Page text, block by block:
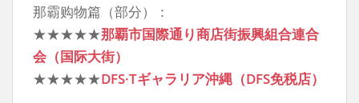
那霸购物篇（部分）：
★★★★★那覇市国際通り商店街振興組合連合
会（国际大街）
★★★★★DFS·Tギャラリア沖縄（DFS免税店）